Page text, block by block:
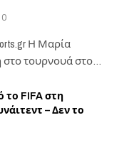
0
Η Μαρία
στο τουρνουά στο…
το FIFA στη
– Δεν το